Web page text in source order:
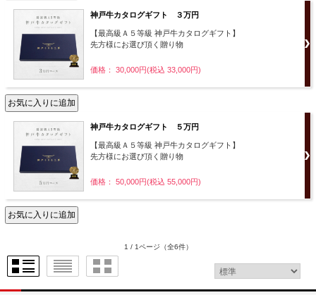
神戸牛カタログギフト ３万円
【最高級Ａ５等級 神戸牛カタログギフト】
先方様にお選び頂く贈り物
価格： 30,000円(税込 33,000円)
神戸牛カタログギフト ５万円
【最高級Ａ５等級 神戸牛カタログギフト】
先方様にお選び頂く贈り物
価格： 50,000円(税込 55,000円)
1 / 1ページ （全6件）